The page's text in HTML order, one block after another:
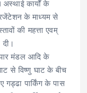
कार्यों के
के माध्यम से
की महत्ता एवम्
मंडल आदि के
से विष्णु घाट के बीच
गड्ढा पार्किंग के पास